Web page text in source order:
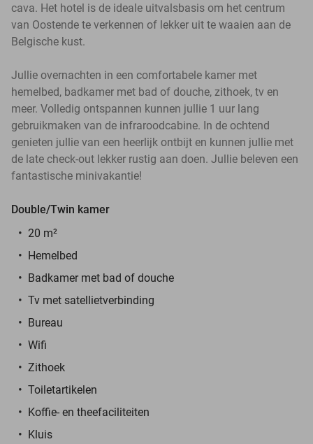
cava. Het hotel is de ideale uitvalsbasis om het centrum
van Oostende te verkennen of lekker uit te waaien aan de
Belgische kust.
Jullie overnachten in een comfortabele kamer met
hemelbed, badkamer met bad of douche, zithoek, tv en
meer. Volledig ontspannen kunnen jullie 1 uur lang
gebruikmaken van de infraroodcabine. In de ochtend
genieten jullie van een heerlijk ontbijt en kunnen jullie met
de late check-out lekker rustig aan doen. Jullie beleven een
fantastische minivakantie!
Double/Twin kamer
20 m²
Hemelbed
Badkamer met bad of douche
Tv met satellietverbinding
Bureau
Wifi
Zithoek
Toiletartikelen
Koffie- en theefaciliteiten
Kluis